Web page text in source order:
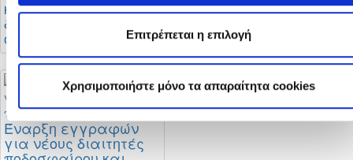
Επιτρέπεται η επιλογή
Χρησιμοποιήστε μόνο τα απαραίτητα cookies
κανονισμούς
διαιτησίας και οι
οδηγίες της ΚΟΠ
περίοδος: Τι ισχύει
ολοκληρώνεται
Έναρξη εγγραφών
για νέους διαιτητές